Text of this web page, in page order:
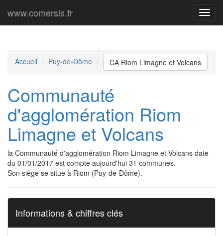
Menu
www.comersis.fr
Accueil Puy-de-Dôme CA Riom Limagne et Volcans
Communauté
d'agglomération Riom
Limagne et Volcans
la Communauté d'agglomération Riom Limagne et Volcans date
du 01/01/2017 est compte aujourd'hui 31 communes.
Son siège se situe à Riom (Puy-de-Dôme).
Informations & chiffres clés